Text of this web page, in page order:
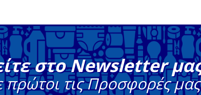
στο Newsletter
πρώτοι τις Προσφορές